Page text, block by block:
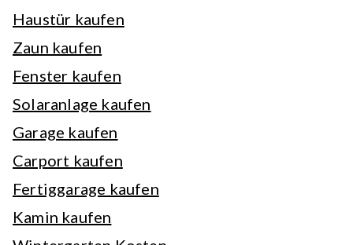
Haustür kaufen
Zaun kaufen
Fenster kaufen
Solaranlage kaufen
Garage kaufen
Carport kaufen
Fertiggarage kaufen
Kamin kaufen